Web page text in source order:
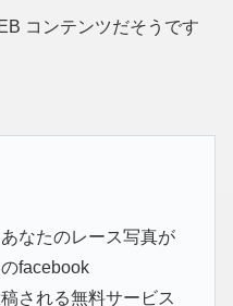
コンテンツだそうです
なたのレース写真が
facebook
される無料サービス